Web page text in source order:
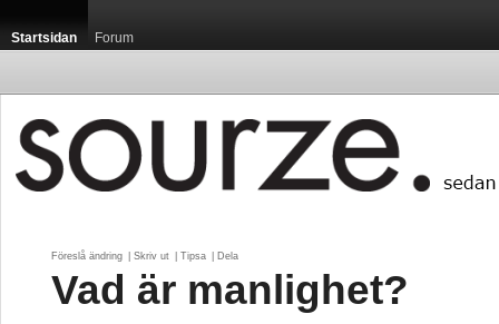
Startsidan Forum
Föreslå ändring Skriv ut Tipsa Dela
Vad är manlighet?